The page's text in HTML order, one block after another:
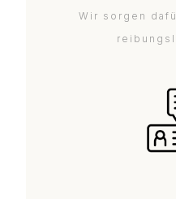
Wir sorgen